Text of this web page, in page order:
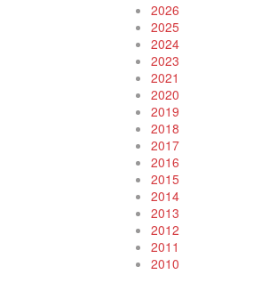
2026
2025
2024
2023
2021
2020
2019
2018
2017
2016
2015
2014
2013
2012
2011
2010